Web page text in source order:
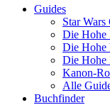
Guides
Star
Die Hohe
Die Hohe
Die Hohe
Kanon-
Alle
Buchfinder